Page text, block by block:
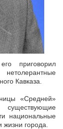
приговорил
Кавказа.
«Средней»
национальные
города.